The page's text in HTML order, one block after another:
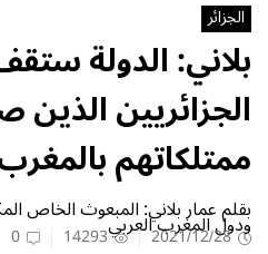
الجزائر
بلاني: الدولة
الجزائريين
ممتلكاتهم
بقلم عمار بلاني: المبعوث الخاص
ودول المغرب العربي
2021/12/28
14293
0